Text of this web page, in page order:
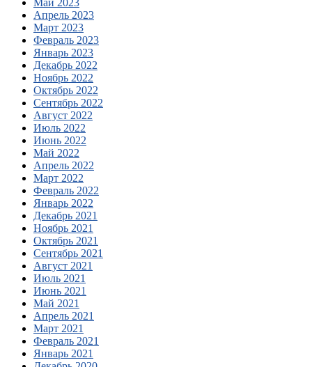
Май 2023
Апрель 2023
Март 2023
Февраль 2023
Январь 2023
Декабрь 2022
Ноябрь 2022
Октябрь 2022
Сентябрь 2022
Август 2022
Июль 2022
Июнь 2022
Май 2022
Апрель 2022
Март 2022
Февраль 2022
Январь 2022
Декабрь 2021
Ноябрь 2021
Октябрь 2021
Сентябрь 2021
Август 2021
Июль 2021
Июнь 2021
Май 2021
Апрель 2021
Март 2021
Февраль 2021
Январь 2021